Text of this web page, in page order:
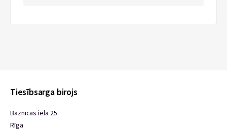
Tiesībsarga birojs
Baznīcas iela 25
Rīga